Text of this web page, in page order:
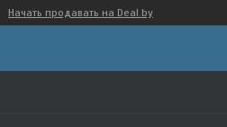
Начать продавать на Deal.by